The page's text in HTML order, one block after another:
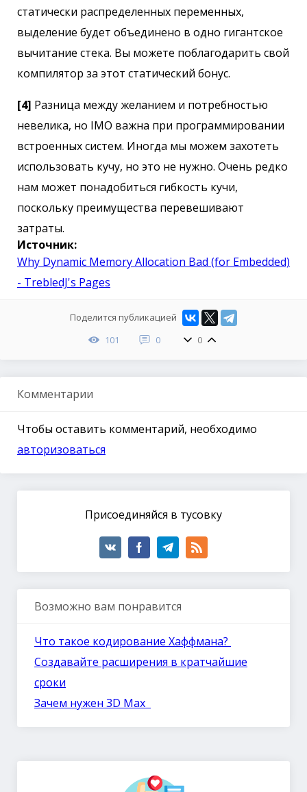
статически распределенных переменных,
выделение будет объединено в одно гигантское
вычитание стека. Вы можете поблагодарить свой
компилятор за этот статический бонус.
[4] Разница между желанием и потребностью
невелика, но IMO важна при программировании
встроенных систем. Иногда мы можем захотеть
использовать кучу, но это не нужно. Очень редко
нам может понадобиться гибкость кучи,
поскольку преимущества перевешивают
затраты.
Источник:
Why Dynamic Memory Allocation Bad (for Embedded)
- TrebledJ's Pages
Поделится публикацией
101
0 0
Комментарии
Чтобы оставить комментарий, необходимо
авторизоваться
Присоединяйся в тусовку
Возможно вам понравится
Что такое кодирование Хаффмана?
Создавайте расширения в кратчайшие
сроки
Зачем нужен 3D Max